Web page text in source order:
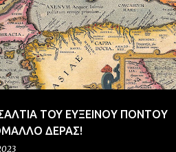
ΤOY ΕΥΞΕΙΝΟY ΠΟΝΤΟY
ΔΕΡΑΣ!